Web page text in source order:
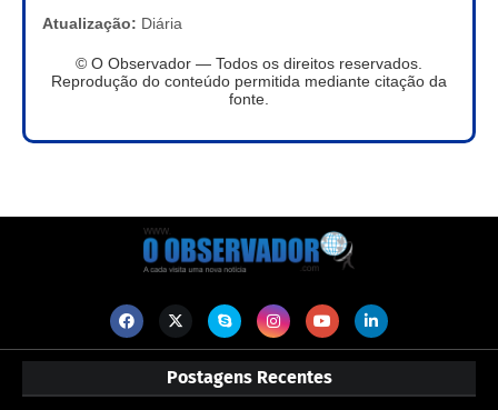
Atualização: Diária
© O Observador — Todos os direitos reservados.
Reprodução do conteúdo permitida mediante citação da
fonte.
Postagens Recentes